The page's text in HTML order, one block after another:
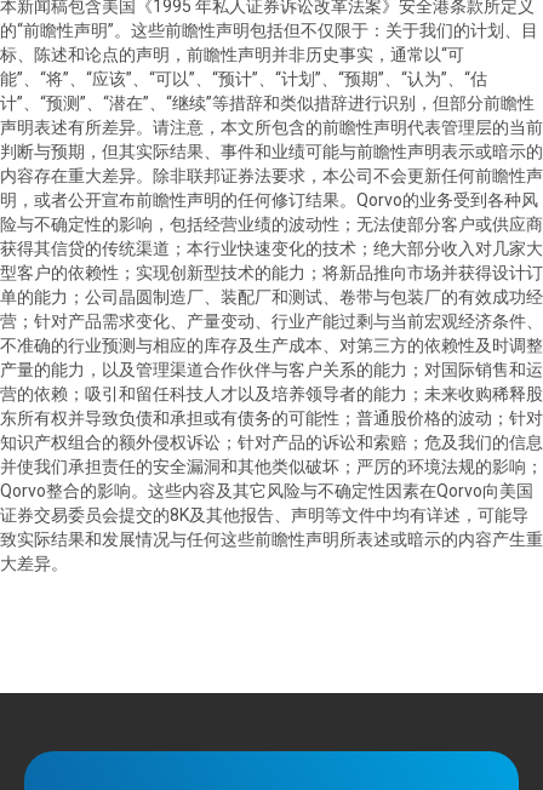
本新闻稿包含美国《1995 年私人证券诉讼改革法案》安全港条款所定义
的“前瞻性声明”。这些前瞻性声明包括但不仅限于：关于我们的计划、目
标、陈述和论点的声明，前瞻性声明并非历史事实，通常以“可
能”、“将”、“应该”、“可以”、“预计”、“计划”、“预期”、“认为”、“估
计”、“预测”、“潜在”、“继续”等措辞和类似措辞进行识别，但部分前瞻性
声明表述有所差异。请注意，本文所包含的前瞻性声明代表管理层的当前
判断与预期，但其实际结果、事件和业绩可能与前瞻性声明表示或暗示的
内容存在重大差异。除非联邦证券法要求，本公司不会更新任何前瞻性声
明，或者公开宣布前瞻性声明的任何修订结果。Qorvo的业务受到各种风
险与不确定性的影响，包括经营业绩的波动性；无法使部分客户或供应商
获得其信贷的传统渠道；本行业快速变化的技术；绝大部分收入对几家大
型客户的依赖性；实现创新型技术的能力；将新品推向市场并获得设计订
单的能力；公司晶圆制造厂、装配厂和测试、卷带与包装厂的有效成功经
营；针对产品需求变化、产量变动、行业产能过剩与当前宏观经济条件、
不准确的行业预测与相应的库存及生产成本、对第三方的依赖性及时调整
产量的能力，以及管理渠道合作伙伴与客户关系的能力；对国际销售和运
营的依赖；吸引和留任科技人才以及培养领导者的能力；未来收购稀释股
东所有权并导致负债和承担或有债务的可能性；普通股价格的波动；针对
知识产权组合的额外侵权诉讼；针对产品的诉讼和索赔；危及我们的信息
并使我们承担责任的安全漏洞和其他类似破坏；严厉的环境法规的影响；
Qorvo整合的影响。这些内容及其它风险与不确定性因素在Qorvo向美国
证券交易委员会提交的8K及其他报告、声明等文件中均有详述，可能导
致实际结果和发展情况与任何这些前瞻性声明所表述或暗示的内容产生重
大差异。